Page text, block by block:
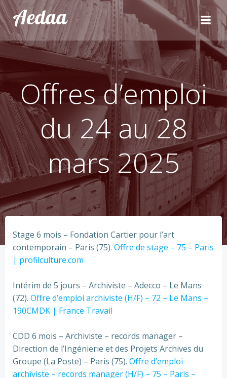
Aller
au
contenu
Aedaa
Offres d’emploi
du 24 au 28
mars 2025
Stage 6 mois – Fondation Cartier pour l’art
contemporain – Paris (75). Offre de stage – 75 – Paris
| profilculture.com
Intérim de 5 jours – Archiviste – Adecco – Le Mans
(72). Offre d’emploi archiviste (H/F) – 72 – Le Mans –
190CMDK | France Travail
CDD 6 mois – Archiviste – records manager –
Direction de l’Ingénierie et des Projets Archives du
Groupe (La Poste) – Paris (75). Offre d’emploi
archiviste – records manager (H/F) – 75 – Paris –